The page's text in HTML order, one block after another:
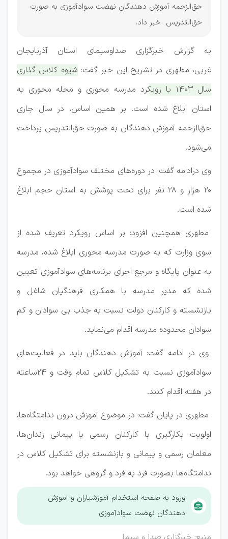
حق‌الزحمه آموزش دهندگان نهضت سوادآموزی به صورت
حق‌التدریس خبر داد.
به گزارش خبرگزاری صداوسیمای استان آذربایجان
غربی، مطهری در تشریح این خبر گفت: شیوه کلاس گذاری
سال ۱۴۰۳ با رویکرد مدرسه محوری و محله محوری به
استان ابلاغ شده است. بر همین اساس، در سال جاری
حق‌الزحمه آموزش دهندگان به صورت حق‌التدریس پرداخت
می‌شود.
وی درادامه گفت: در دوره‌های مختلف سوادآموزی در مجموع
۲۰ هزار و ۲۸ نفر برای تحت پوشش به استان حجم ابلاغ
شده است.
مطهری همچنین افزود: بر اساس رویکرد تعریف شده از
سوی وزارت که به صورت مدرسه محوری ابلاغ شده، مدرسه
به عنوان پایگاه و مرجع اجرای برنامه‌های سوادآموزی تعیین
شده که مدیر مدرسه با همکاری فرهنگیان شاغل و
بازنشسته و کارکنان دولت نسبت به جذب بی سوادان و کم
سوادان محدوده مدرسه اقدام می‌نماید.
وی در ادامه گفت: آموزش دهندگان باید در فعالیت‌های
سوادآموزی نسبت به تشکیل کلاس تمام وقت و ۲۴ساعته
در هفته اقدام کنند.
مطهری در پایان گفت: در موضوع آموزش درون ندامتگاه‌ها،
اولویت بکارگیری با کارکنان رسمی یا پیمانی زندان‌ها،
معلمان رسمی و پیمانی و بازنشسته برای تشکیل کلاس در
ندامتگاه‌ها بصورت فرد به فرد و گروهی خواهد بود.
ورود به صفحه استخدام آموزشیاران و آموزش
دهندگان نهضت سوادآموزی